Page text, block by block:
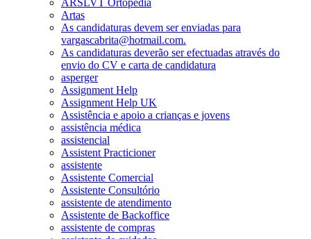
Artas
As candidaturas devem ser enviadas para
vargascabrita@hotmail.com.
As candidaturas deverão ser efectuadas através do
envio do CV e carta de candidatura
asperger
Assignment Help
Assignment Help UK
Assistência e apoio a crianças e jovens
assistência médica
assistencial
Assistent Practicioner
assistente
Assistente Comercial
Assistente Consultório
assistente de atendimento
Assistente de Backoffice
assistente de compras